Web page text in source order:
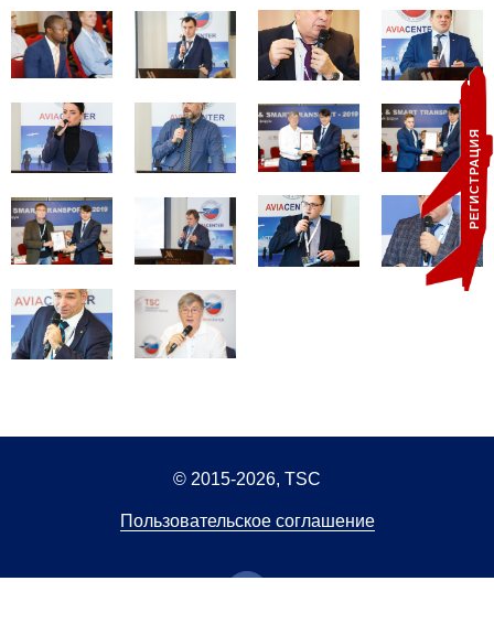
РЕГИСТРАЦИЯ
© 2015-2026, TSC
Пользовательское соглашение